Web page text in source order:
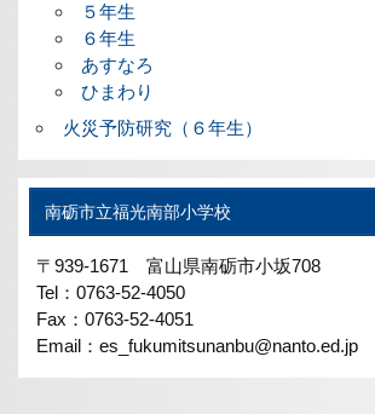
５年生
６年生
あすなろ
ひまわり
火災予防研究（６年生）
南砺市立福光南部小学校
〒939-1671 富山県南砺市小坂708
Tel：0763-52-4050
Fax：0763-52-4051
Email：es_fukumitsunanbu@nanto.ed.jp